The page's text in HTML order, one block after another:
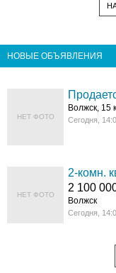
НОВЫЕ ОБЪЯВЛЕНИЯ
НЕТ ФОТО
Волжск, 15
Сегодня,
НЕТ ФОТО
2-комн.
2 100
Волжск
Сегодня,